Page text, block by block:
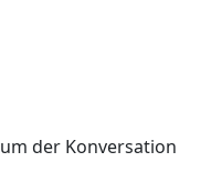
um der Konversation